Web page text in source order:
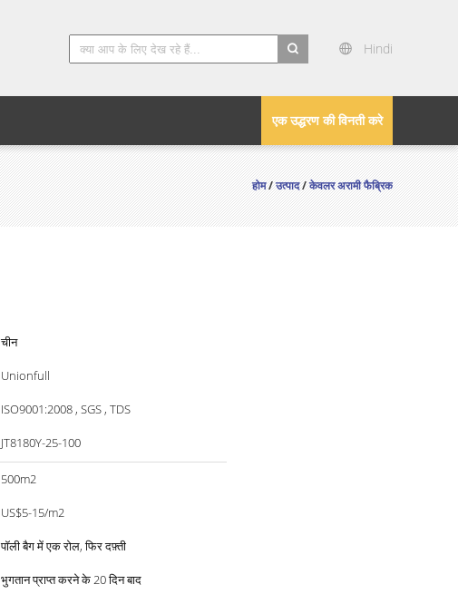
Hindi
एक उद्धरण की विनती करे
होम/उत्पाद/केवलर अरामी फैब्रिक
चीन
Unionfull
ISO9001:2008 , SGS , TDS
JT8180Y-25-100
500m2
US$5-15/m2
पॉली बैग में एक रोल, फिर दफ़्ती
भुगतान प्राप्त करने के 20 दिन बाद